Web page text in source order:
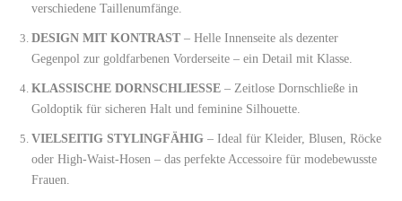
verschiedene Taillenumfänge.
DESIGN MIT KONTRAST – Helle Innenseite als dezenter
Gegenpol zur goldfarbenen Vorderseite – ein Detail mit Klasse.
KLASSISCHE DORNSCHLIESSE – Zeitlose Dornschließe in
Goldoptik für sicheren Halt und feminine Silhouette.
VIELSEITIG STYLINGFÄHIG – Ideal für Kleider, Blusen, Röcke
oder High-Waist-Hosen – das perfekte Accessoire für modebewusste
Frauen.